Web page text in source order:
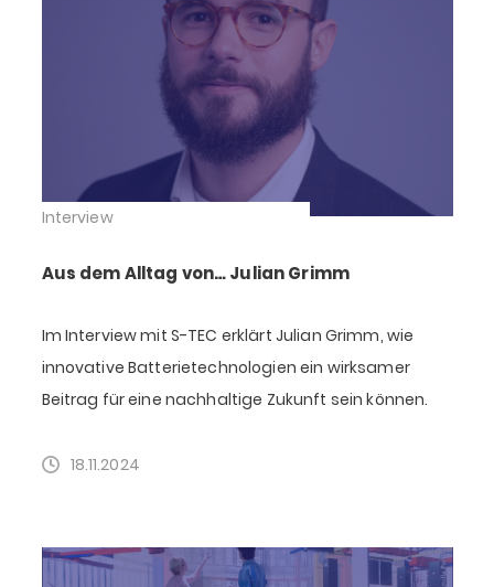
Interview
Aus dem Alltag von… Julian Grimm
Im Interview mit S-TEC erklärt Julian Grimm, wie
innovative Batterietechnologien ein wirksamer
Beitrag für eine nachhaltige Zukunft sein können.
18.11.2024